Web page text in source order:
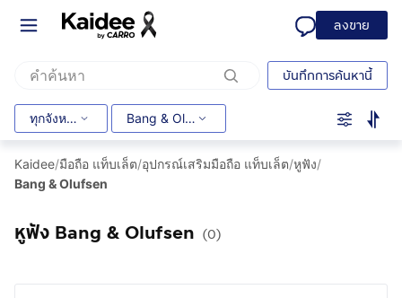
ลงขาย
บันทึกการค้นหานี้
ทุกจังหวัด Bang & Olufsen
Kaidee/มือถือ แท็บเล็ต/อุปกรณ์เสริมมือถือ แท็บเล็ต/หูฟัง/
Bang & Olufsen
หูฟัง Bang & Olufsen (0)